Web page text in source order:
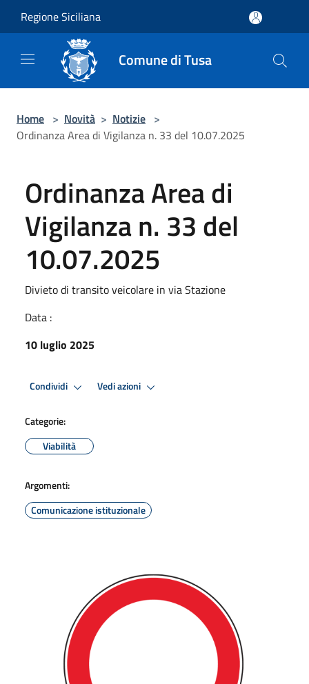
Regione Siciliana
Comune di Tusa
Home > Novità > Notizie >
Ordinanza Area di Vigilanza n. 33 del 10.07.2025
Ordinanza Area di
Vigilanza n. 33 del
10.07.2025
Divieto di transito veicolare in via Stazione
Data :
10 luglio 2025
Condividi Vedi azioni
Categorie:
Viabilità
Argomenti:
Comunicazione istituzionale